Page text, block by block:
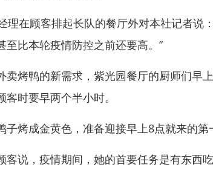
在顾客排起长队的餐厅外对本社记者说
至比本轮疫情防控之前还要高。”
烤鸭的新需求，紫光园餐厅的厨师们早
时要早两个半小时。
烤成金黄色，准备迎接早上8点就来的第
说，疫情期间，她的首要任务是有东西